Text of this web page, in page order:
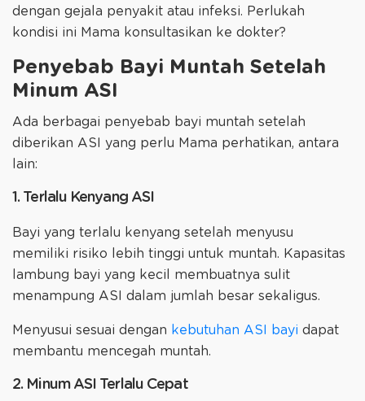
dengan gejala penyakit atau infeksi. Perlukah
kondisi ini Mama konsultasikan ke dokter?
Penyebab Bayi Muntah Setelah
Minum ASI
Ada berbagai penyebab bayi muntah setelah
diberikan ASI yang perlu Mama perhatikan, antara
lain:
1. Terlalu Kenyang ASI
Bayi yang terlalu kenyang setelah menyusu
memiliki risiko lebih tinggi untuk muntah. Kapasitas
lambung bayi yang kecil membuatnya sulit
menampung ASI dalam jumlah besar sekaligus.
Menyusui sesuai dengan kebutuhan ASI bayi dapat
membantu mencegah muntah.
2. Minum ASI Terlalu Cepat